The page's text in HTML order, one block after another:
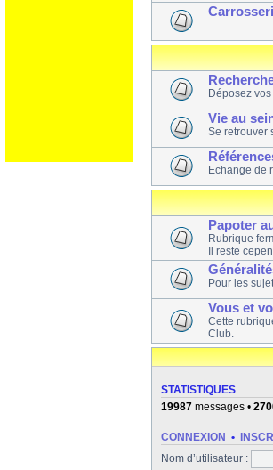
Déposez
Vie au
Se retrouver
Echange de
Papoter
Rubrique
Il reste
Pour les
Vous et
Cette
Club.
STATISTIQUES
19987 messages •
CONNEXION •
Nom d’utilisateur :